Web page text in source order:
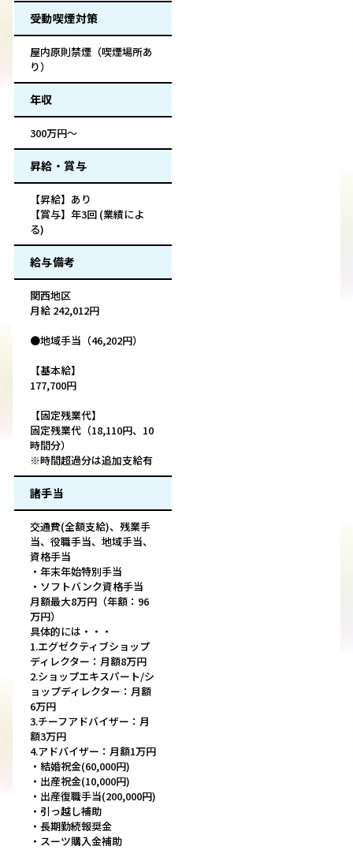
受動喫煙対策
屋内原則禁煙（喫煙場所あ
り）
年収
300万円～
昇給・賞与
【昇給】あり
【賞与】年3回 (業績によ
る)
給与備考
関西地区
月給 242,012円
●地域手当（46,202円）
【基本給】
177,700円
【固定残業代】
固定残業代（18,110円、10
時間分）
※時間超過分は追加支給有
諸手当
交通費(全額支給)、残業手
当、役職手当、地域手当、
資格手当
・年末年始特別手当
・ソフトバンク資格手当
月額最大8万円（年額：96
万円）
具体的には・・・
1.エグゼクティブショップ
ディレクター：月額8万円
2.ショップエキスパート/シ
ョップディレクター：月額
6万円
3.チーフアドバイザー：月
額3万円
4.アドバイザー：月額1万円
・結婚祝金(60,000円)
・出産祝金(10,000円)
・出産復職手当(200,000円)
・引っ越し補助
・長期勤続報奨金
・スーツ購入金補助